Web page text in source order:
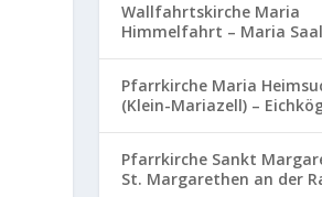
Wallfahrtskirche Maria
Himmelfahrt – Maria Saal
Pfarrkirche Maria
(Klein-Mariazell) –
Pfarrkirche Sankt
St. Margarethen an der